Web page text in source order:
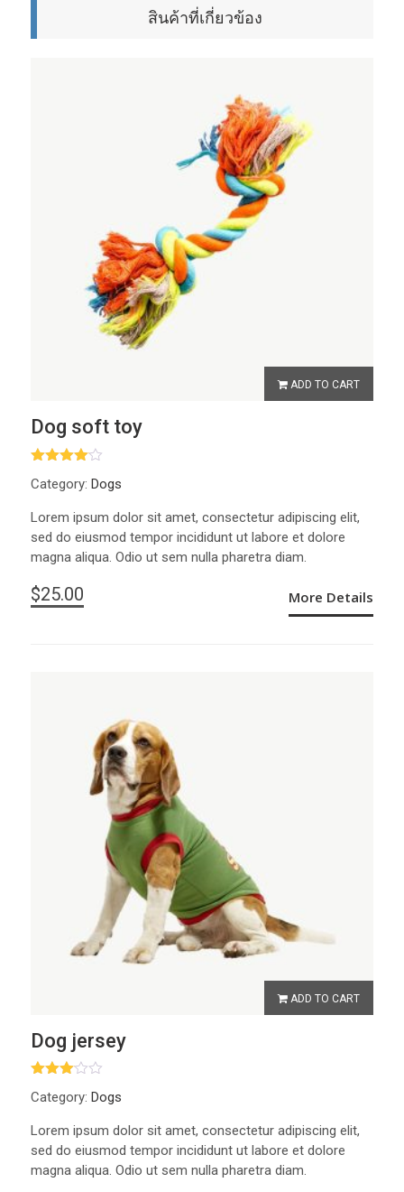
สินค้าที่เกี่ยวข้อง
ADD TO CART
Dog soft toy
คะแนน
ตั้งแต่ 1-
5 คะแนน
Category: Dogs
Lorem ipsum dolor sit amet, consectetur adipiscing elit,
sed do eiusmod tempor incididunt ut labore et dolore
magna aliqua. Odio ut sem nulla pharetra diam.
More Details
$25.00
ADD TO CART
Dog jersey
คะแนน
ตั้งแต่
คะแนน
Category: Dogs
Lorem ipsum dolor sit amet, consectetur adipiscing elit,
sed do eiusmod tempor incididunt ut labore et dolore
magna aliqua. Odio ut sem nulla pharetra diam.